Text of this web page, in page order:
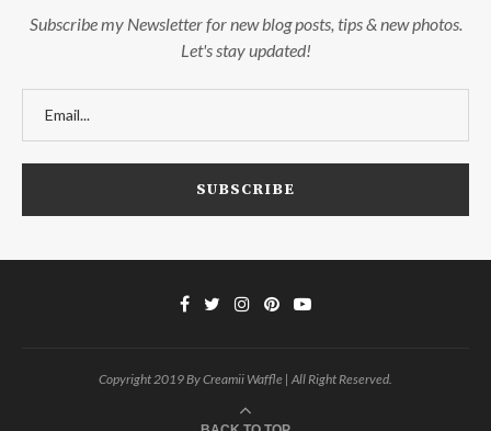
Subscribe my Newsletter for new blog posts, tips & new photos.
Let's stay updated!
Copyright 2019 By Creamii Waffle | All Right Reserved.